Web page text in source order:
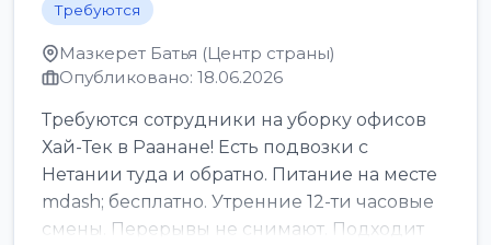
Требуются
Мазкерет Батья (Центр страны)
Опубликовано: 18.06.2026
Требуются сотрудники на уборку офисов
Хай-Тек в Раанане! Есть подвозки с
Нетании туда и обратно. Питание на месте
mdash; бесплатно. Утренние 12-ти часовые
смены. Перерывы не снимают. Подходит